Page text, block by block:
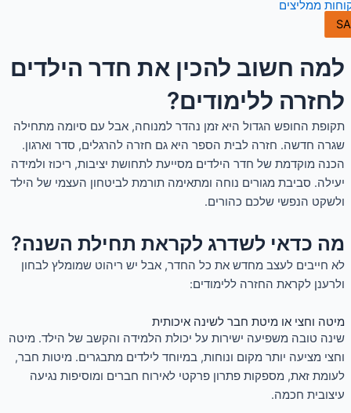
ממליצים
למה חשוב להכין את חדר הילדים
לחזרה ללימודים?
תקופת החופש הגדול היא זמן נהדר למנוחה, אבל עם סיומה מתחילה
שגרה חדשה. חזרה לבית הספר היא גם חזרה להרגלים, סדר וארגון.
הכנה מוקדמת של חדר הילדים מסייעת לתחושת יציבות, ריכוז ולמידה
יעילה. סביבת מגורים נוחה ומתאימה תורמת לביטחון העצמי של הילד
ולשקט הנפשי שלכם כהורים.
מה כדאי לשדרג לקראת תחילת השנה?
לא חייבים לעצב מחדש את כל החדר, אבל יש ריהוט שמומלץ לבחון
ולרענן לקראת החזרה ללימודים:
מיטה וחצי או מיטת חבר לשינה איכותית
שינה טובה משפיעה ישירות על יכולת הלמידה והקשב של הילד. מיטה
וחצי מציעה יותר מקום ונוחות, במיוחד לילדים מתבגרים. מיטות חבר,
לעומת זאת, מספקות פתרון פרקטי לאירוח חברים ומוסיפות נגיעה
עיצובית חכמה.